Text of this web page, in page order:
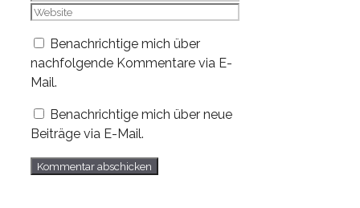
Mail-
Website
Benachrichtige mich über
nachfolgende Kommentare via E-
Mail.
Benachrichtige mich über neue
Beiträge via E-Mail.